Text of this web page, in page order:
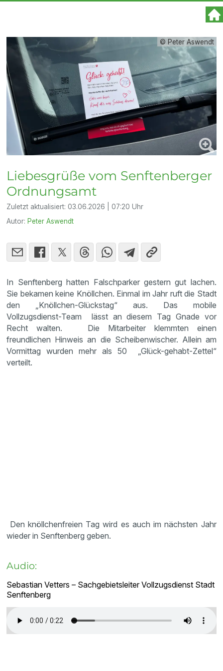
© Peter Aswendt
Liebesgrüße vom Senftenberger
Ordnungsamt
Zuletzt aktualisiert:03.06.2026 | 07:20 Uhr
Autor: Peter Aswendt
In Senftenberg hatten Falschparker gestern gut lachen.
Sie bekamen keine Knöllchen. Einmal im Jahr ruft die Stadt
den „Knöllchen-Glückstag“ aus. Das mobile
Vollzugsdienst-Team lässt an diesem Tag Gnade vor
Recht walten. Die Mitarbeiter klemmten einen
freundlichen Hinweis an die Scheibenwischer. Allein am
Vormittag wurden mehr als 50 „Glück-gehabt-Zettel“
verteilt.
Den knöllchenfreien Tag wird es auch im nächsten Jahr
wieder in Senftenberg geben.
Audio:
Sebastian Vetters – Sachgebietsleiter Vollzugsdienst Stadt
Senftenberg